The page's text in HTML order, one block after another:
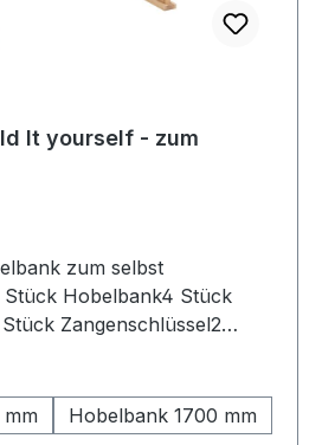
It yourself - zum
Stück Hobelbank4 Stück
Zangenschlüssel2
ist perfekt für Heim- und
gute Hobelbank zu einem
möchten. Die
Hobelbank 1700 mm